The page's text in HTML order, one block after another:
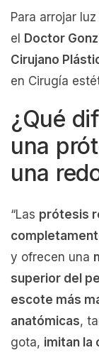
Para arrojar
el
Doctor
Cirujano
en Cirugía
¿Qué
una
una
“Las prótesis
y ofrecen una
superior del
escote más
anatómicas,
gota, imitan la